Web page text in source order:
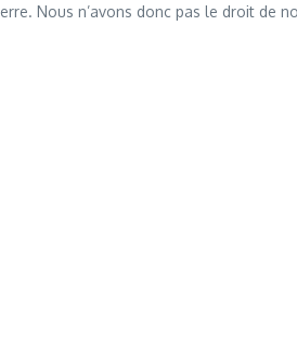
Nous n’avons donc pas le droit de